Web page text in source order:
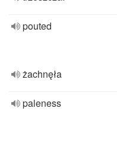
pouted
żachnęła
paleness